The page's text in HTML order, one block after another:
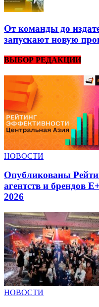
От команды до
запускают новую
ВЫБОР РЕДАКЦИИ
НОВОСТИ
Опубликованы
агентств и брендов
2026
НОВОСТИ